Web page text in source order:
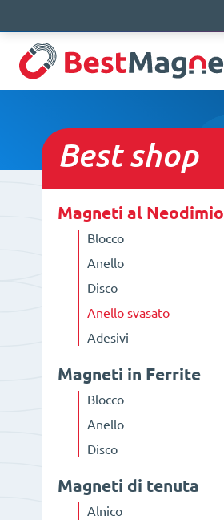
Bestshop
Magneti al Neodimio
Blocco
Anello
Disco
Anello svasato
Adesivi
Magneti in Ferrite
Blocco
Anello
Disco
Magneti di tenuta
Alnico